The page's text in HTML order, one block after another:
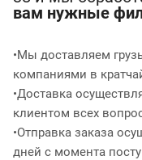
вам нужные
•Мы доставляем
компаниями в
•Доставка
клиентом всех
•Отправка заказа
дней с момента